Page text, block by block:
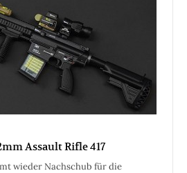
Assault Rifle 417
wieder Nachschub für die